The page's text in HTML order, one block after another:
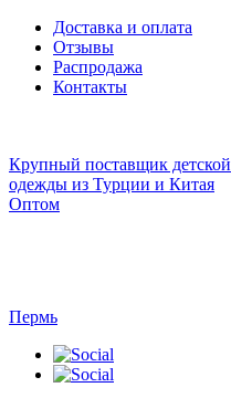
Доставка и оплата
Отзывы
Распродажа
Контакты
Крупный поставщик детской
одежды из Турции и Китая
Оптом
Пермь